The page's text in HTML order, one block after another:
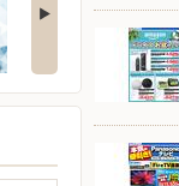
5